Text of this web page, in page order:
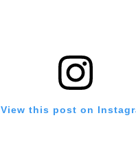
View this post on